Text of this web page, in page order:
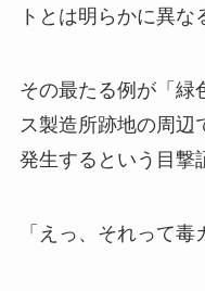
トとは明らかに異な
その最たる例が「緑
ス製造所跡地の周辺
発生するという目撃
「えっ、それって毒